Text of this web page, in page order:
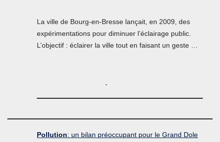
La ville de Bourg-en-Bresse lançait, en 2009, des
expérimentations pour diminuer l’éclairage public.
L’objectif : éclairer la ville tout en faisant un geste …
Pollution: un bilan préoccupant pour le Grand Dole